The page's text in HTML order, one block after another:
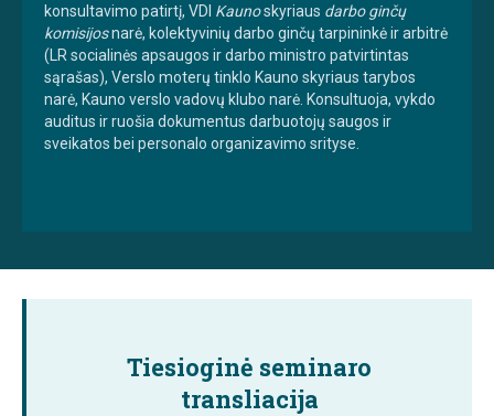
konsultavimo patirtį, VDI Kaunoskyriaus darbo ginčų
komisijosnarė, kolektyvinių darbo ginčų tarpininkė ir arbitrė
(LR socialinės apsaugos ir darbo ministro patvirtintas
sąrašas), Verslo moterų tinklo Kauno skyriaus tarybos
narė, Kauno verslo vadovų klubo narė. Konsultuoja, vykdo
auditus ir ruošia dokumentus darbuotojų saugos ir
sveikatos bei personalo organizavimo srityse.
Tiesioginė seminaro
transliacija